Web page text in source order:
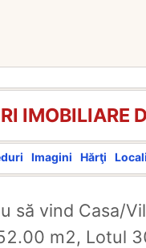
IMOBILIARE
Imagini Hărţi
să vind Casa/
m2, Lotul